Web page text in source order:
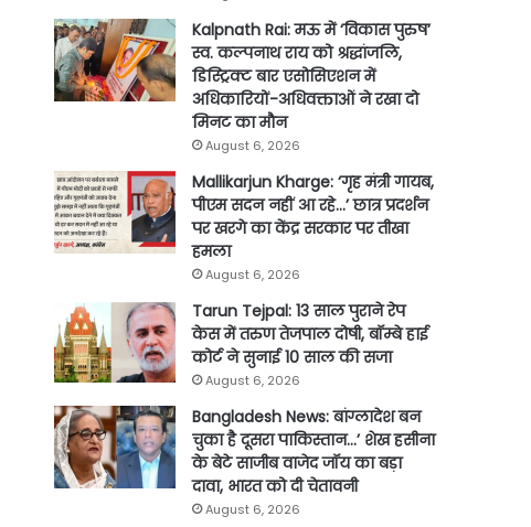
Kalpnath Rai: मऊ में ‘विकास पुरुष’
स्व. कल्पनाथ राय को श्रद्धांजलि,
डिस्ट्रिक्ट बार एसोसिएशन में
अधिकारियों-अधिवक्ताओं ने रखा दो
मिनट का मौन
August 6, 2026
Mallikarjun Kharge: ‘गृह मंत्री गायब,
पीएम सदन नहीं आ रहे…’ छात्र प्रदर्शन
पर खरगे का केंद्र सरकार पर तीखा
हमला
August 6, 2026
Tarun Tejpal: 13 साल पुराने रेप
केस में तरुण तेजपाल दोषी, बॉम्बे हाई
कोर्ट ने सुनाई 10 साल की सजा
August 6, 2026
Bangladesh News: बांग्लादेश बन
चुका है दूसरा पाकिस्तान…’ शेख हसीना
के बेटे साजीब वाजेद जॉय का बड़ा
दावा, भारत को दी चेतावनी
August 6, 2026